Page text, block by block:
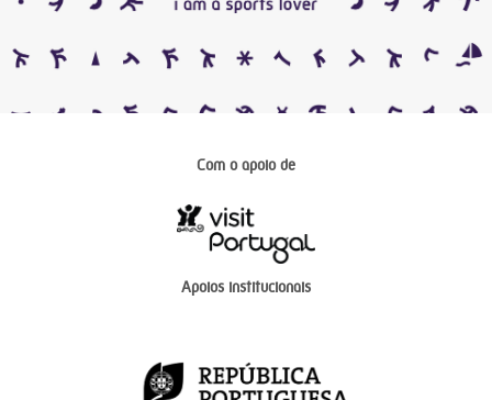
Com o apoio de
Apoios institucionais